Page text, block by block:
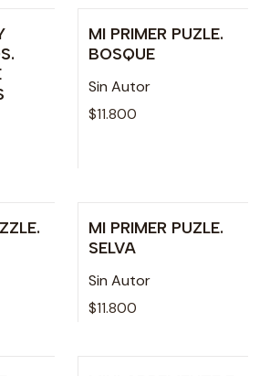
Agotado
MI PRIMER PUZLE.
BOSQUE
Sin Autor
$11.800
Agotado
MI PRIMER PUZLE.
SELVA
Sin Autor
$11.800